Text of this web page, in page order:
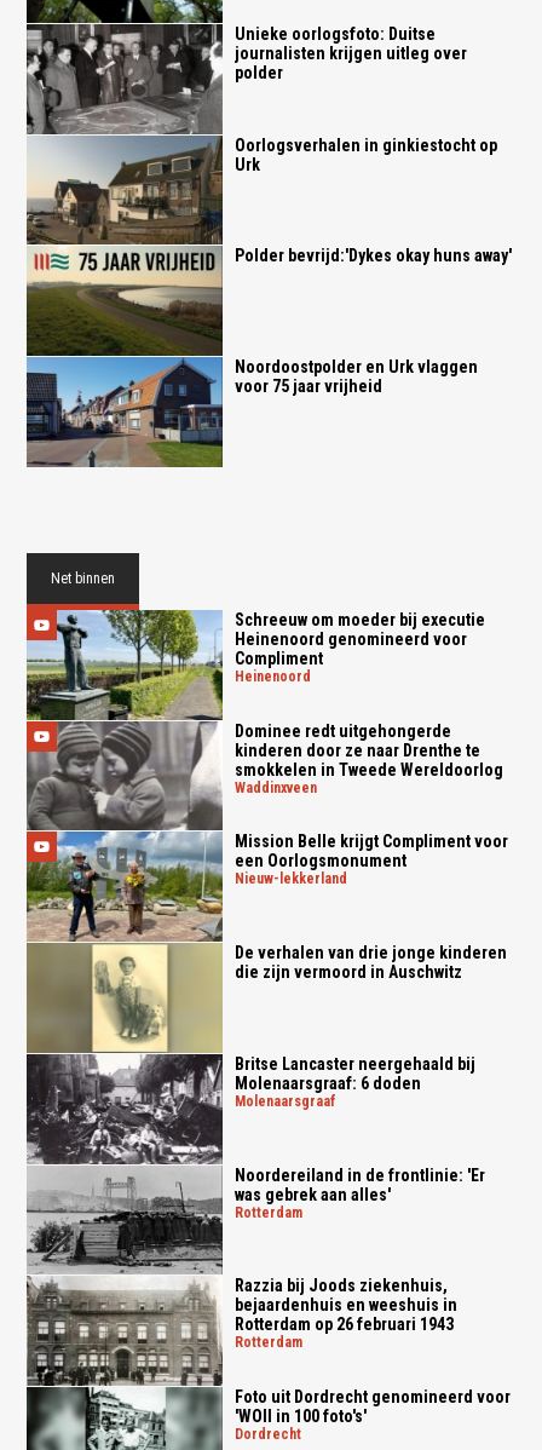
Unieke oorlogsfoto: Duitse
journalisten krijgen uitleg over
polder
Oorlogsverhalen in ginkiestocht op
Urk
Polder bevrijd:'Dykes okay huns away'
Noordoostpolder en Urk vlaggen
voor 75 jaar vrijheid
Net binnen
Schreeuw om moeder bij executie
Heinenoord genomineerd voor
Compliment
heinenoord
Dominee redt uitgehongerde
kinderen door ze naar Drenthe te
smokkelen in Tweede Wereldoorlog
waddinxveen
Mission Belle krijgt Compliment voor
een Oorlogsmonument
nieuw-lekkerland
De verhalen van drie jonge kinderen
die zijn vermoord in Auschwitz
Britse Lancaster neergehaald bij
Molenaarsgraaf: 6 doden
molenaarsgraaf
Noordereiland in de frontlinie: 'Er
was gebrek aan alles'
rotterdam
Razzia bij Joods ziekenhuis,
bejaardenhuis en weeshuis in
Rotterdam op 26 februari 1943
rotterdam
Foto uit Dordrecht genomineerd voor
'WOII in 100 foto's'
dordrecht